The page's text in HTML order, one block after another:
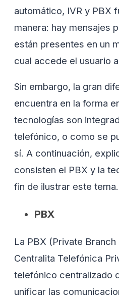
automático, IVR y PBX
manera: hay mensajes
están presentes en un
cual accede el usuario
Sin embargo, la gran
encuentra en la forma
tecnologías son
telefónico, o como se
sí. A continuación,
consisten el PBX y la
fin de ilustrar este tema.
PBX
La PBX (Private
Centralita Telefónica
telefónico centralizado
unificar las